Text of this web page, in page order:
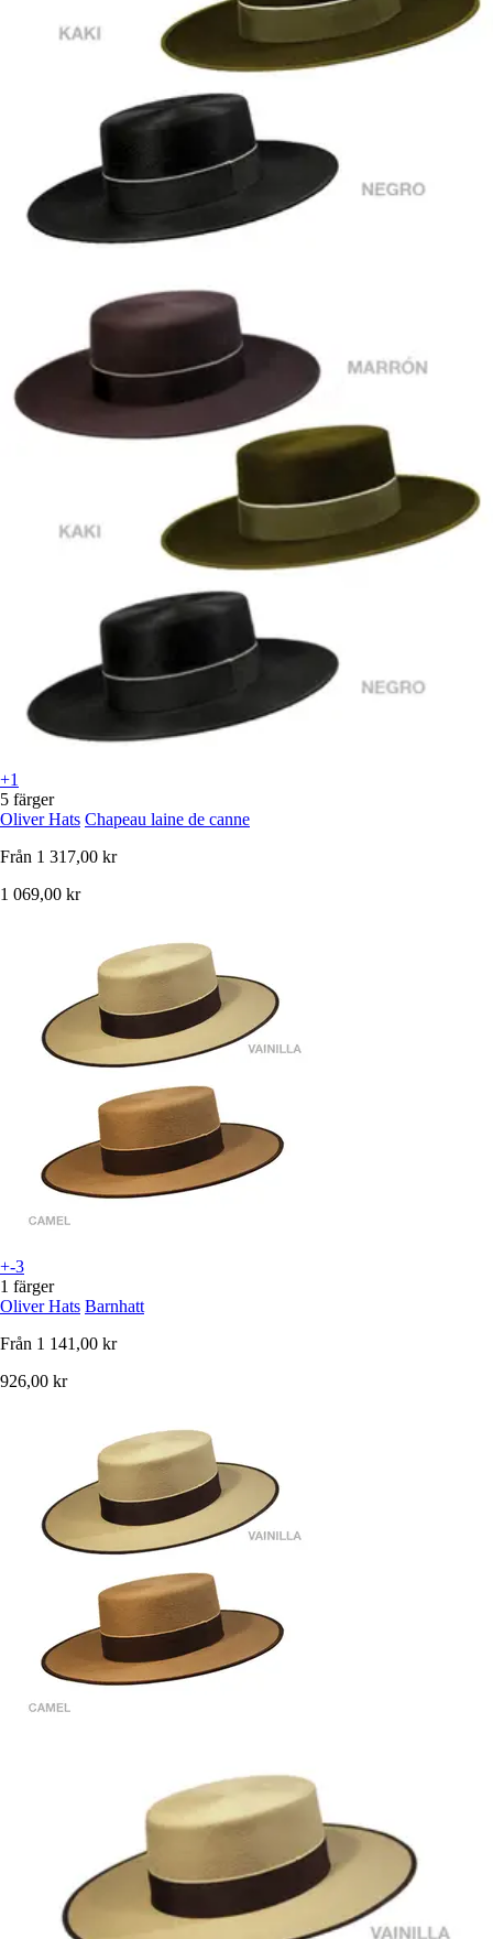
+1
5 färger
Oliver Hats Chapeau laine de canne
Från 1 317,00 kr
1 069,00 kr
+-3
1 färger
Oliver Hats Barnhatt
Från 1 141,00 kr
926,00 kr